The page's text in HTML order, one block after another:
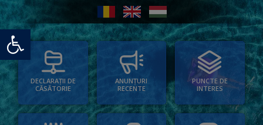
Deschide bara de unelte
DECLARAȚII DE
CĂSĂTORIE
ANUNȚURI
RECENTE
PUNCTE DE
INTERES